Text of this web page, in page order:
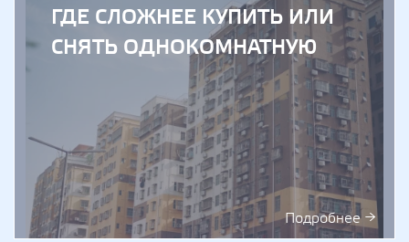
ГДЕ СЛОЖНЕЕ КУПИТЬ ИЛИ
СНЯТЬ ОДНОКОМНАТНУЮ
Подробнее →